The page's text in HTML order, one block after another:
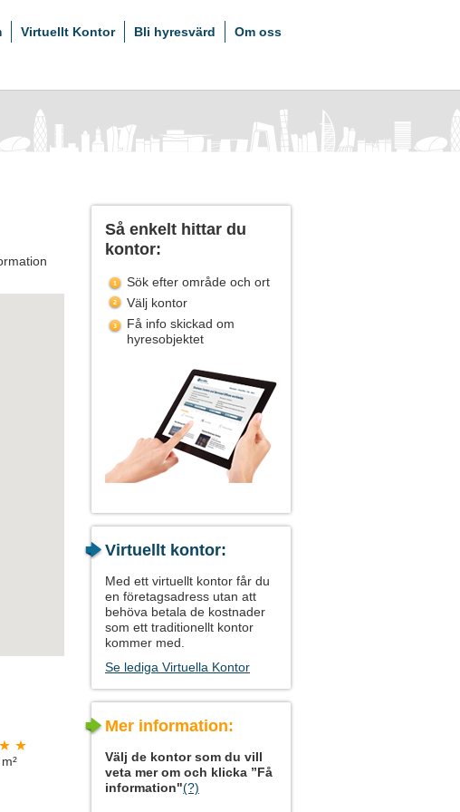
Virtuellt Kontor Bli hyresvärd Om oss
Så enkelt hittar du
kontor:
Sök efter område och ort
Välj kontor
Få info skickad om
hyresobjektet
Virtuellt kontor:
Med ett virtuellt kontor får du
en företagsadress utan att
behöva betala de kostnader
som ett traditionellt kontor
kommer med.
Se lediga Virtuella Kontor
Mer information:
Välj de kontor som du vill
veta mer om och klicka ”Få
information"(?)